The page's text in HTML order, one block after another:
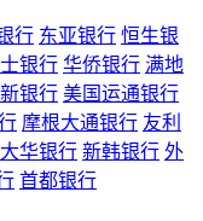
行 东亚银行 恒生银
银行 华侨银行 满地
银行 美国运通银行
摩根大通银行 友利
大华银行 新韩银行 外
首都银行